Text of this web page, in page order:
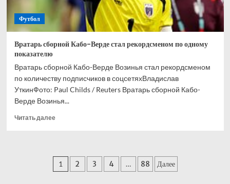
Футбол
Вратарь сборной Кабо-Верде стал рекордсменом по одному
показателю
Вратарь сборной Кабо-Верде Возинья стал рекордсменом
по количеству подписчиков в соцсетяхВладислав
УткинФото: Paul Childs / Reuters Вратарь сборной Кабо-
Верде Возинья...
Читать далееПрочитать
сборной
Кабо-
Пагинация
1 2 3 4 … 88 Далее